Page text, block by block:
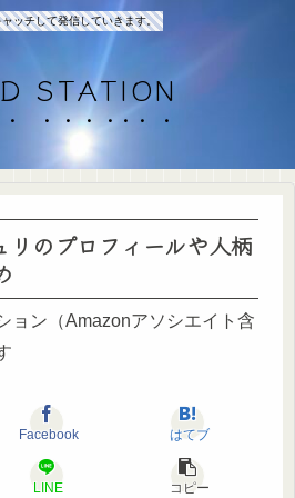
ッチして発信していきます。
STATION
リのプロフィールや人柄
ョン（Amazonアソシエイト含
Facebook はてブ
LINE コピー